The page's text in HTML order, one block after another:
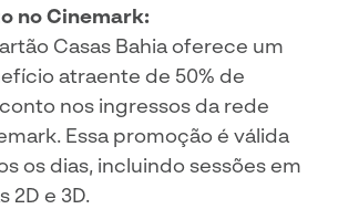
no Cinemark:
Casas Bahia oferece um
atraente de 50% de
nos ingressos da rede
Essa promoção é válida
os dias, incluindo sessões em
2D e 3D.